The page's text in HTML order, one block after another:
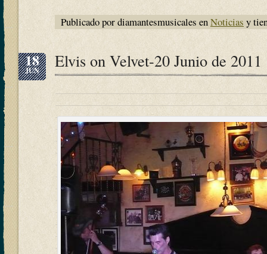
Publicado por diamantesmusicales enNoticias y
18
JUN Elvis on Velvet-20 Junio de 2011